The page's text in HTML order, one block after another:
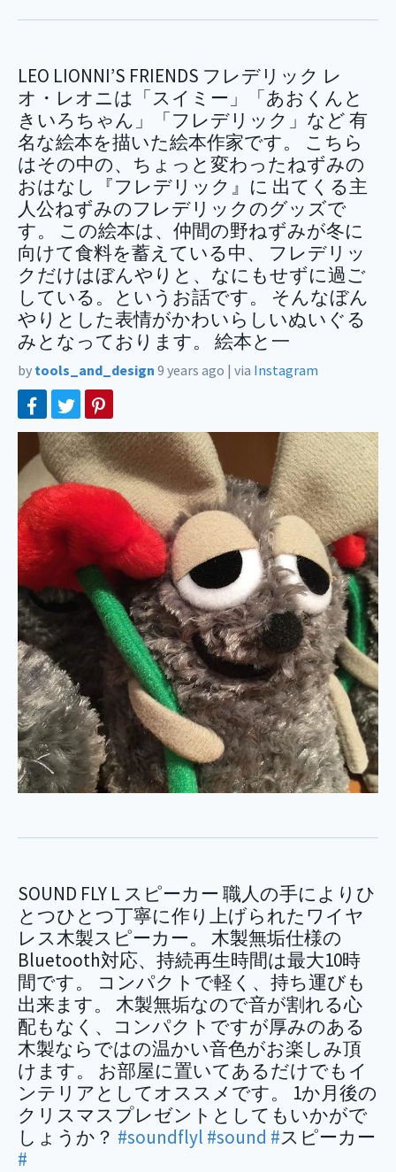
LEO LIONNI’S FRIENDS フレデリック レ
オ・レオニは「スイミー」「あおくんと
きいろちゃん」「フレデリック」など 有
名な絵本を描いた絵本作家です。 こちら
はその中の、ちょっと変わったねずみの
おはなし『フレデリック』に 出てくる主
人公ねずみのフレデリックのグッズで
す。 この絵本は、仲間の野ねずみが冬に
向けて食料を蓄えている中、 フレデリッ
クだけはぼんやりと、なにもせずに過ご
している。というお話です。 そんなぼん
やりとした表情がかわいらしいぬいぐる
みとなっております。 絵本と一
by tools_and_design 9 years ago | via Instagram
SOUND FLY L スピーカー 職人の手によりひ
とつひとつ丁寧に作り上げられたワイヤ
レス木製スピーカー。 木製無垢仕様の
Bluetooth対応、持続再生時間は最大10時
間です。 コンパクトで軽く、持ち運びも
出来ます。 木製無垢なので音が割れる心
配もなく、コンパクトですが厚みのある
木製ならではの温かい音色がお楽しみ頂
けます。 お部屋に置いてあるだけでもイ
ンテリアとしてオススメです。 1か月後の
クリスマスプレゼントとしてもいかがで
しょうか？ #soundflyl #sound #スピーカー
#